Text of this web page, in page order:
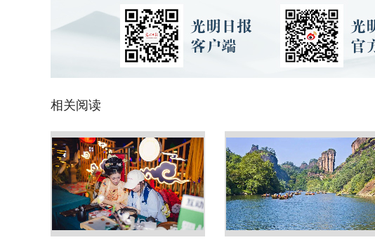
相关阅读